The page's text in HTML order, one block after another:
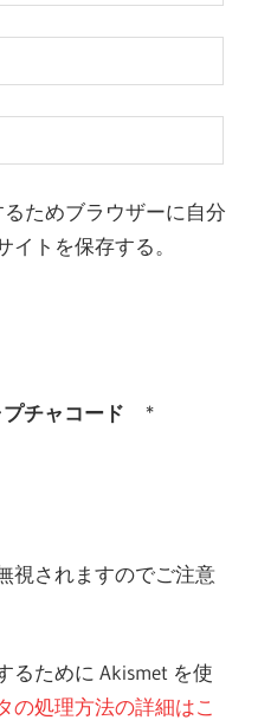
ためブラウザーに自分
トを保存する。
チャコード *
視されますのでご注意
るために Akismet を使
の処理方法の詳細はこ